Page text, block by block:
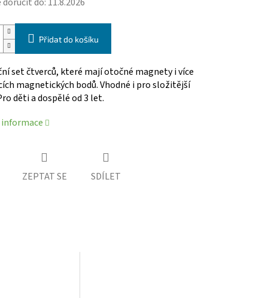
doručit do: 11.8.2026
Přidat do košíku
set čtverců, které mají otočné magnety i více
magnetických bodů. Vhodné i pro složitější
děti a dospělé od 3 let.
ZEPTAT SE SDÍLET